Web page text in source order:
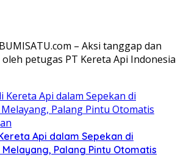
– Aksi tanggap dan
petugas PT Kereta Api Indonesia
Api dalam Sepekan di
Palang Pintu Otomatis